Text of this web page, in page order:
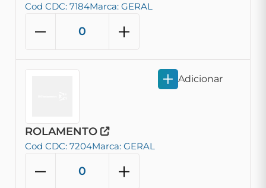
Cod CDC: 7184Marca: GERAL
ROLAMENTO
Cod CDC: 7204Marca: GERAL
Adicionar